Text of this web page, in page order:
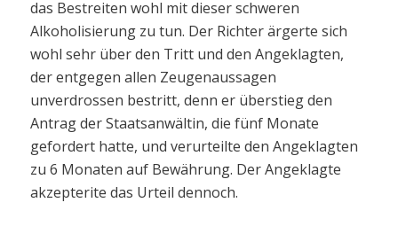
das Bestreiten wohl mit dieser schweren
Alkoholisierung zu tun. Der Richter ärgerte sich
wohl sehr über den Tritt und den Angeklagten,
der entgegen allen Zeugenaussagen
unverdrossen bestritt, denn er überstieg den
Antrag der Staatsanwältin, die fünf Monate
gefordert hatte, und verurteilte den Angeklagten
zu 6 Monaten auf Bewährung. Der Angeklagte
akzepterite das Urteil dennoch.